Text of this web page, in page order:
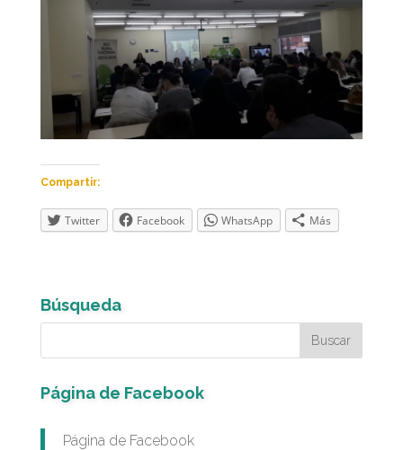
Compartir:
Twitter Facebook WhatsApp Más
Búsqueda
Página de Facebook
Página de Facebook